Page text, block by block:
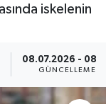
iskelenin
08.07.2026 -
GÜNCELLEME